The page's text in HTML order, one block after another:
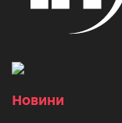
Новини